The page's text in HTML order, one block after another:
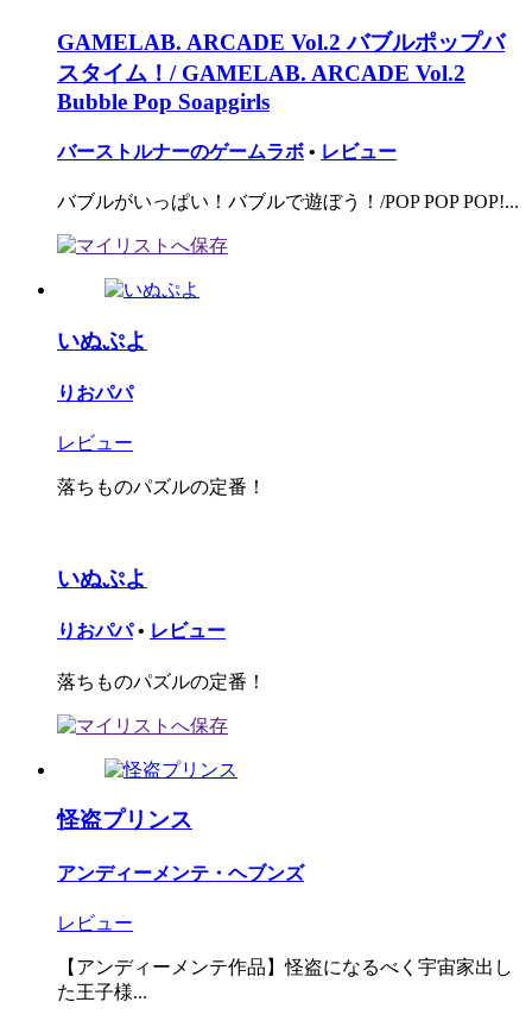
GAMELAB. ARCADE Vol.2 バブルポップバ
スタイム！/ GAMELAB. ARCADE Vol.2
Bubble Pop Soapgirls
バーストルナーのゲームラボ • レビュー
バブルがいっぱい！バブルで遊ぼう！/POP POP POP!...
いぬぷよ
りおパパ
レビュー
落ちものパズルの定番！
いぬぷよ
りおパパ • レビュー
落ちものパズルの定番！
怪盗プリンス
アンディーメンテ・ヘブンズ
レビュー
【アンディーメンテ作品】怪盗になるべく宇宙家出し
た王子様...